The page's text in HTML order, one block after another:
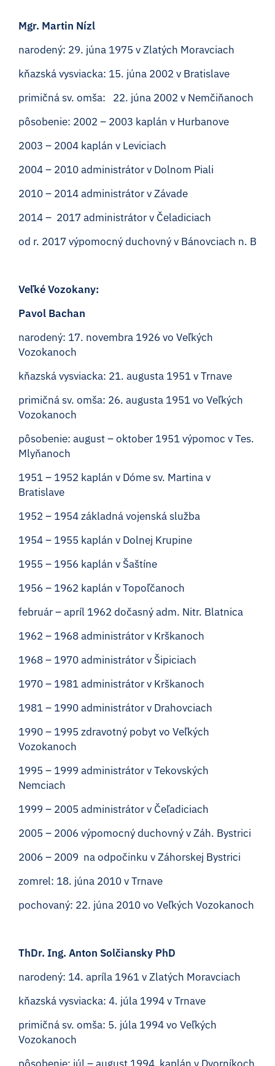
Mgr. Martin Nízl
narodený: 29. júna 1975 v Zlatých Moravciach
kňazská vysviacka: 15. júna 2002 v Bratislave
primičná sv. omša: 22. júna 2002 v Nemčiňanoch
pôsobenie: 2002 – 2003 kaplán v Hurbanove
2003 – 2004 kaplán v Leviciach
2004 – 2010 administrátor v Dolnom Piali
2010 – 2014 administrátor v Závade
2014 – 2017 administrátor v Čeladiciach
od r. 2017 výpomocný duchovný v Bánovciach n. B
Veľké Vozokany:
Pavol Bachan
narodený: 17. novembra 1926 vo Veľkých
Vozokanoch
kňazská vysviacka: 21. augusta 1951 v Trnave
primičná sv. omša: 26. augusta 1951 vo Veľkých
Vozokanoch
pôsobenie: august – oktober 1951 výpomoc v Tes.
Mlyňanoch
1951 – 1952 kaplán v Dóme sv. Martina v
Bratislave
1952 – 1954 základná vojenská služba
1954 – 1955 kaplán v Dolnej Krupine
1955 – 1956 kaplán v Šaštíne
1956 – 1962 kaplán v Topoľčanoch
február – apríl 1962 dočasný adm. Nitr. Blatnica
1962 – 1968 administrátor v Krškanoch
1968 – 1970 administrátor v Šipiciach
1970 – 1981 administrátor v Krškanoch
1981 – 1990 administrátor v Drahovciach
1990 – 1995 zdravotný pobyt vo Veľkých
Vozokanoch
1995 – 1999 administrátor v Tekovských
Nemciach
1999 – 2005 administrátor v Čeľadiciach
2005 – 2006 výpomocný duchovný v Záh. Bystrici
2006 – 2009 na odpočinku v Záhorskej Bystrici
zomrel: 18. júna 2010 v Trnave
pochovaný: 22. júna 2010 vo Veľkých Vozokanoch
ThDr. Ing. Anton Solčiansky PhD
narodený: 14. apríla 1961 v Zlatých Moravciach
kňazská vysviacka: 4. júla 1994 v Trnave
primičná sv. omša: 5. júla 1994 vo Veľkých
Vozokanoch